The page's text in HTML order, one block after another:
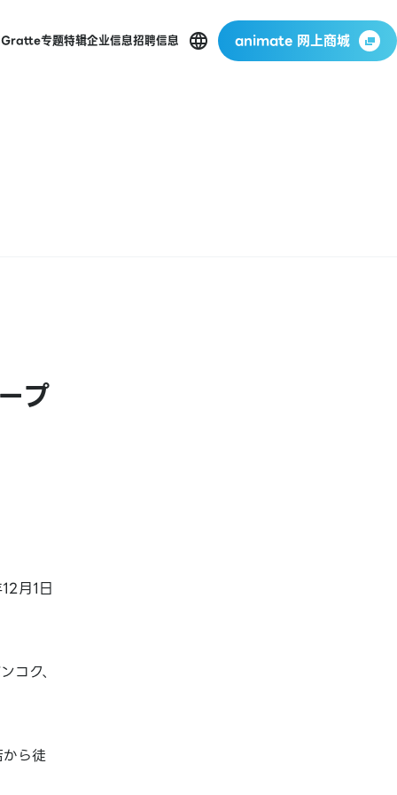
Gratte专题特辑企业信息招聘信息 animate 网上商城
プ
月1日
コク、
ら徒